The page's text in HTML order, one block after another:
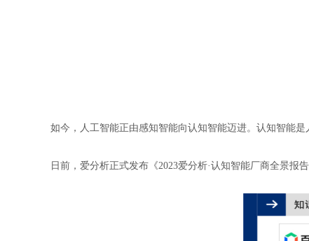
如今，人工智能正由感知智能向认知智能迈进。认知智能
日前，爱分析正式发布《2023爱分析·认知智能厂商全景